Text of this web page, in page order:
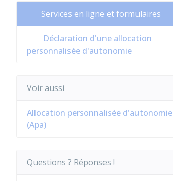
Services en ligne et formulaires
Déclaration d'une allocation
personnalisée d'autonomie
Voir aussi
Allocation personnalisée d'autonomie
(Apa)
Questions ? Réponses !